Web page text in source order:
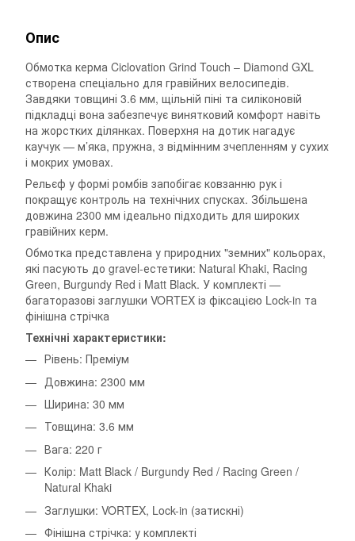
Опис
Обмотка керма Ciclovation Grind Touch – Diamond GXL
створена спеціально для гравійних велосипедів.
Завдяки товщині 3.6 мм, щільній піні та силіконовій
підкладці вона забезпечує винятковий комфорт навіть
на жорстких ділянках. Поверхня на дотик нагадує
каучук — м’яка, пружна, з відмінним зчепленням у сухих
і мокрих умовах.
Рельєф у формі ромбів запобігає ковзанню рук і
покращує контроль на технічних спусках. Збільшена
довжина 2300 мм ідеально підходить для широких
гравійних керм.
Обмотка представлена у природних "земних" кольорах,
які пасують до gravel-естетики: Natural Khaki, Racing
Green, Burgundy Red і Matt Black. У комплекті —
багаторазові заглушки VORTEX із фіксацією Lock-in та
фінішна стрічка
Технічні характеристики:
Рівень: Преміум
Довжина: 2300 мм
Ширина: 30 мм
Товщина: 3.6 мм
Вага: 220 г
Колір: Matt Black / Burgundy Red / Racing Green /
Natural Khaki
Заглушки: VORTEX, Lock-in (затискні)
Фінішна стрічка: у комплекті